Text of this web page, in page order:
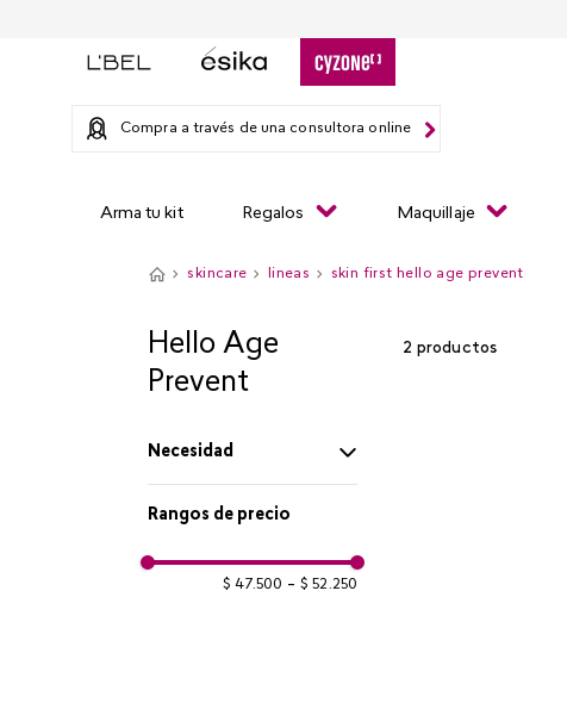
Compra a través de una consultora online
Arma tu kit Regalos Maquillaje
skincare lineas skin first hello age prevent
Hello Age
Prevent
Necesidad
Limpia y tonifica
Rangos de precio
$ 47.500 – $ 52.250
2 productos